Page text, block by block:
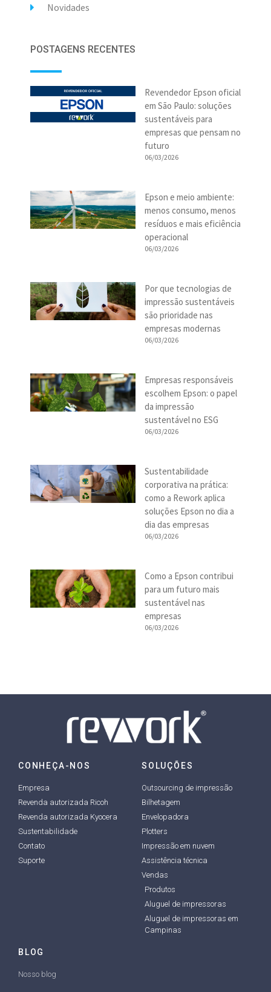
Novidades
POSTAGENS RECENTES
Revendedor Epson oficial
em São Paulo: soluções
sustentáveis para
empresas que pensam no
futuro
06/03/2026
Epson e meio ambiente:
menos consumo, menos
resíduos e mais eficiência
operacional
06/03/2026
Por que tecnologias de
impressão sustentáveis
são prioridade nas
empresas modernas
06/03/2026
Empresas responsáveis
escolhem Epson: o papel
da impressão
sustentável no ESG
06/03/2026
Sustentabilidade
corporativa na prática:
como a Rework aplica
soluções Epson no dia a
dia das empresas
06/03/2026
Como a Epson contribui
para um futuro mais
sustentável nas
empresas
06/03/2026
CONHEÇA-NOS
Empresa
Revenda autorizada Ricoh
Revenda autorizada Kyocera
Sustentabilidade
Contato
Suporte
SOLUÇÕES
Outsourcing de impressão
Bilhetagem
Envelopadora
Plotters
Impressão em nuvem
Assistência técnica
Vendas
Produtos
Aluguel de impressoras
Aluguel de impressoras em
Campinas
BLOG
Nosso blog